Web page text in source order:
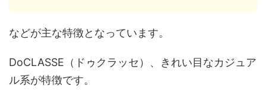
などが主な特徴となっています。
DoCLASSE（ドゥクラッセ）、きれい目なカジュア
ル系が特徴です。